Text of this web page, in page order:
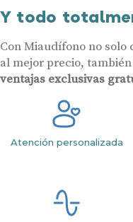
Y todo
Con Miaudífono no
al mejor precio,
ventajas exclusivas
Atención personalizada